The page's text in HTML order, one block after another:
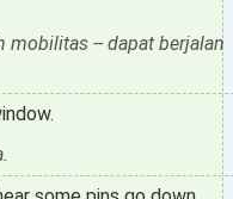
mobilitas -- dapat berjalan